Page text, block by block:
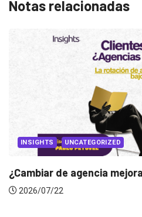
Notas relacionadas
La... INSIGHTS